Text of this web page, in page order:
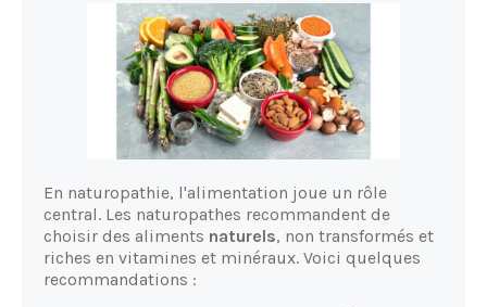
En naturopathie, l'alimentation joue un rôle
central. Les naturopathes recommandent de
choisir des aliments naturels, non transformés et
riches en vitamines et minéraux. Voici quelques
recommandations :